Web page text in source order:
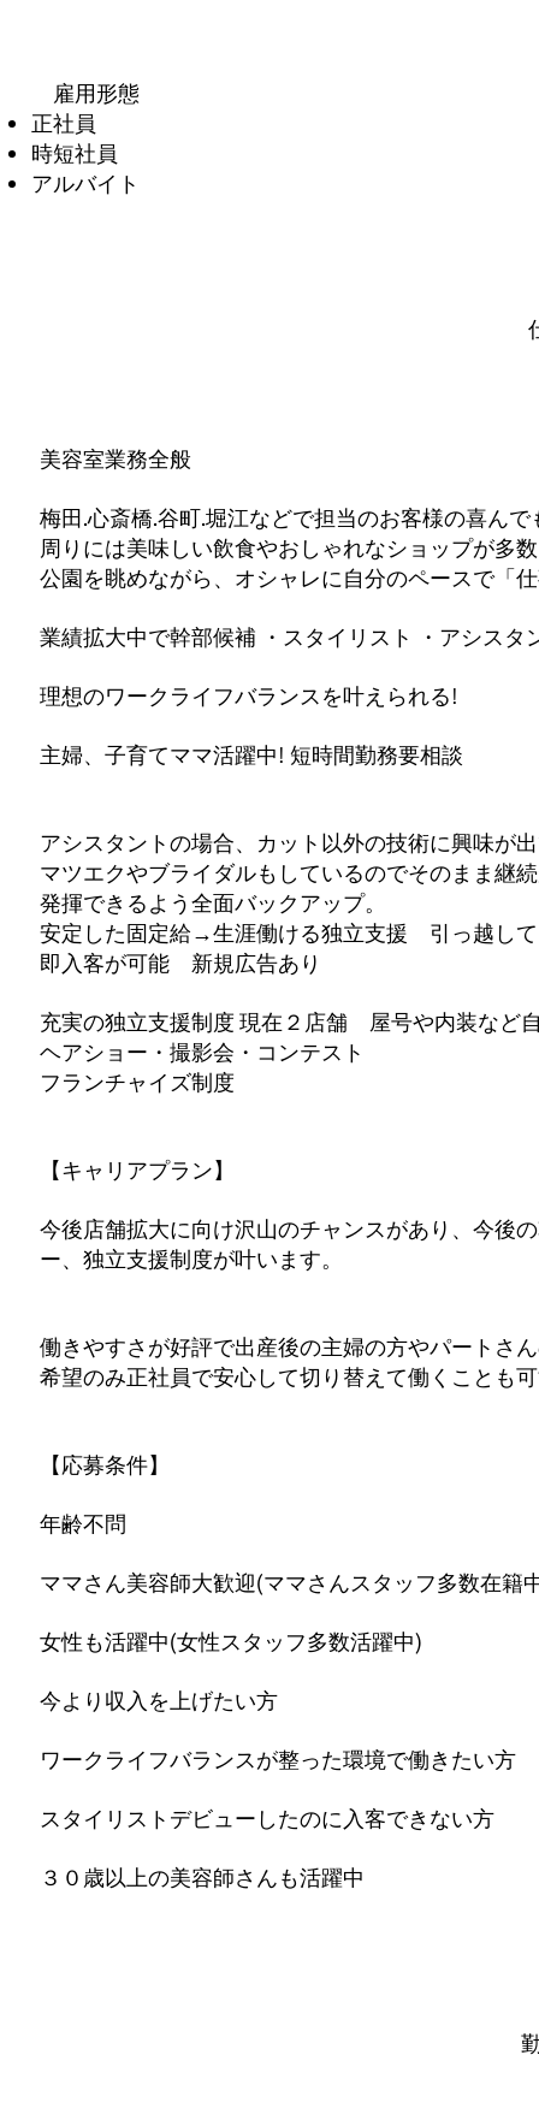
雇用形態
正社員
時短社員
アルバイト
美容室業務全般
梅田.心斎橋.谷町.堀江などで担当のお客様の喜ん
周りには美味しい飲食やおしゃれなショップが多
公園を眺めながら、オシャレに自分のペースで「
業績拡大中で幹部候補 ・スタイリスト ・アシスタ
理想のワークライフバランスを叶えられる!
主婦、子育てママ活躍中! 短時間勤務要相談
アシスタントの場合、カット以外の技術に興味が
マツエクやブライダルもしているのでそのまま継
​発揮できるよう全面バックアップ。
安定した固定給→生涯働ける独立支援 引っ越し
即入客が可能 新規広告あり
充実の独立支援制度 現在２店舗 屋号や内装など
ヘアショー・撮影会・コンテスト
フランチャイズ制度
【キャリアプラン】
今後店舗拡大に向け沢山のチャンスがあり、今後
ー、独立支援制度が叶います。
働きやすさが好評で出産後の主婦の方やパートさ
希望のみ正社員で安心して切り替えて働くことも
【応募条件】
年齢不問
ママさん美容師大歓迎(ママさんスタッフ多数在
女性も活躍中(女性スタッフ多数活躍中)
今より収入を上げたい方
ワークライフバランスが整った環境で働きたい方
スタイリストデビューしたのに入客できない方
３０歳以上の美容師さんも活躍中